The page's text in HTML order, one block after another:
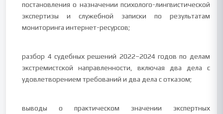
постановления о назначении психолого-лингвистической
экспертизы и служебной записки по результатам
мониторинга интернет-ресурсов;
разбор 4 судебных решений 2022–2024 годов по делам
экстремистской направленности, включая два дела с
удовлетворением требований и два дела с отказом;
выводы о практическом значении экспертных